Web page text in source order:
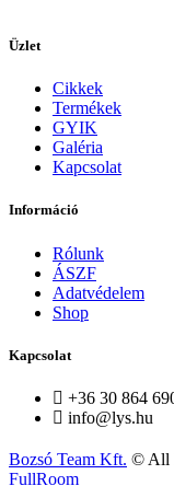
Üzlet
Cikkek
Termékek
GYIK
Galéria
Kapcsolat
Információ
Rólunk
ÁSZF
Adatvédelem
Shop
Kapcsolat
+36 30 864
info@lys.hu
Bozsó Team Kft. © All
FullRoom